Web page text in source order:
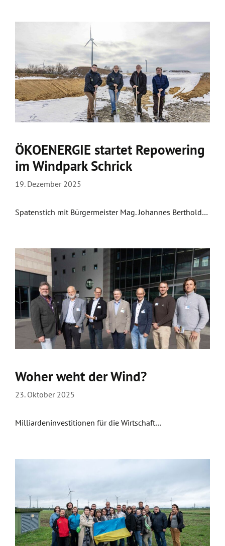
ÖKOENERGIE startet Repowering
im Windpark Schrick
19. Dezember 2025
Spatenstich mit Bürgermeister Mag. Johannes Berthold…
Woher weht der Wind?
23. Oktober 2025
Milliardeninvestitionen für die Wirtschaft…